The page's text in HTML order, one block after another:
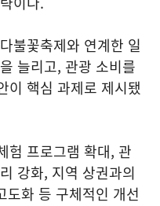
불꽃축제와 연계한 일
늘리고, 관광 소비를
이 핵심 과제로 제시됐
험 프로그램 확대, 관
강화, 지역 상권과의
도화 등 구체적인 개선